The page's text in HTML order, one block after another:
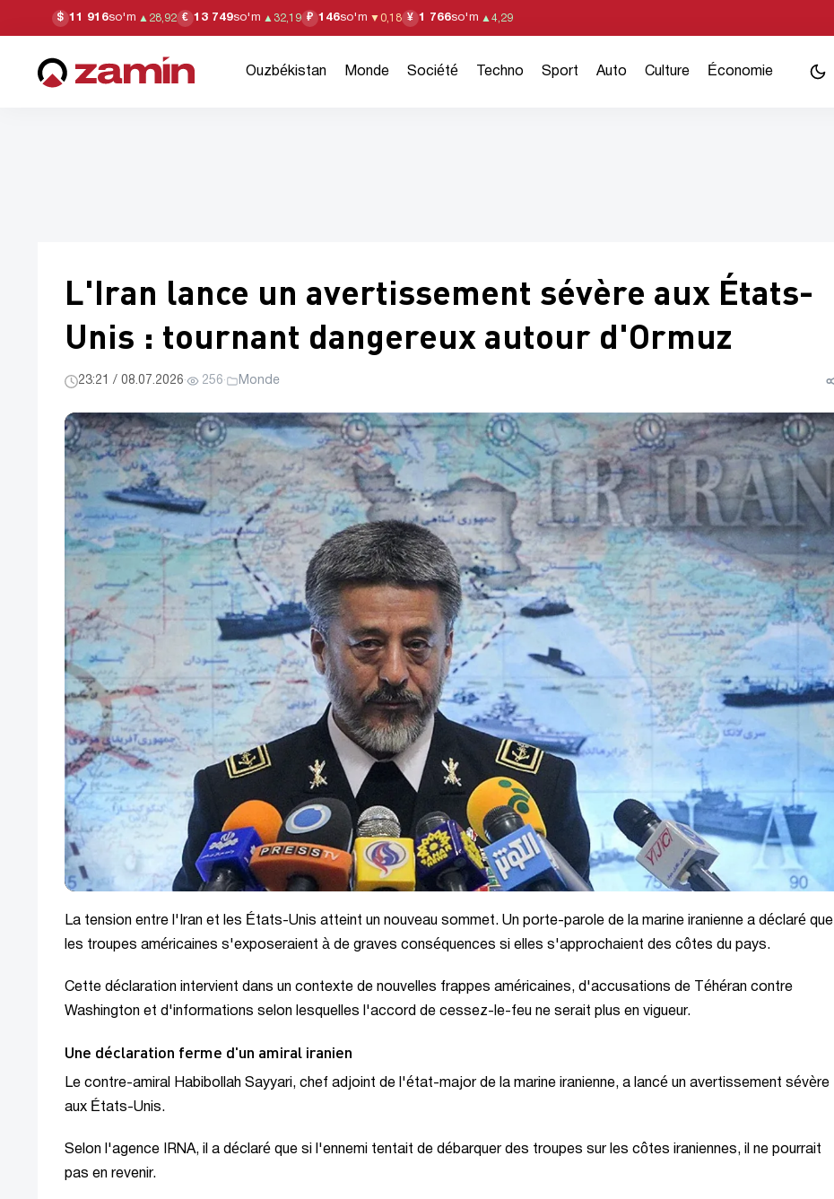
$ 11 916so'm ▲ 28,92 € 13 749so'm ▲ 32,19 ₽ 146so'm ▼ 0,18 ¥ 1 766so'm ▲ 4,29
Ouzbékistan Monde Société Techno Sport Auto Culture Économie
L'Iran lance un avertissement sévère aux États-
Unis : tournant dangereux autour d'Ormuz
23:21 / 08.07.2026· 256· Monde
La tension entre l'Iran et les États-Unis atteint un nouveau sommet. Un porte-parole de la marine iranienne a déclaré que
les troupes américaines s'exposeraient à de graves conséquences si elles s'approchaient des côtes du pays.
Cette déclaration intervient dans un contexte de nouvelles frappes américaines, d'accusations de Téhéran contre
Washington et d'informations selon lesquelles l'accord de cessez-le-feu ne serait plus en vigueur.
Une déclaration ferme d'un amiral iranien
Le contre-amiral Habibollah Sayyari, chef adjoint de l'état-major de la marine iranienne, a lancé un avertissement sévère
aux États-Unis.
Selon l'agence IRNA, il a déclaré que si l'ennemi tentait de débarquer des troupes sur les côtes iraniennes, il ne pourrait
pas en revenir.